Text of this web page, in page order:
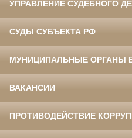
УПРАВЛЕНИЕ СУДЕБНОГО
СУДЫ СУБЪЕКТА РФ
МУНИЦИПАЛЬНЫЕ ОРГАНЫ
ВАКАНСИИ
ПРОТИВОДЕЙСТВИЕ